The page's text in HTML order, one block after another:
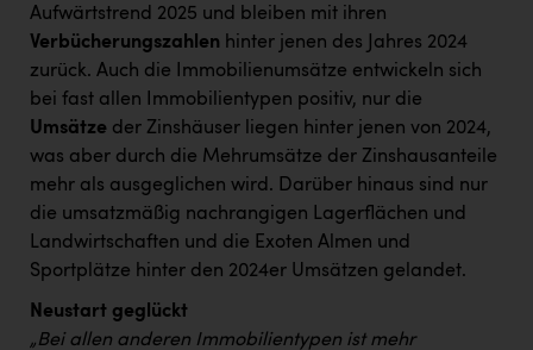
Aufwärtstrend 2025 und bleiben mit ihren
Verbücherungszahlen hinter jenen des Jahres 2024
zurück. Auch die Immobilienumsätze entwickeln sich
bei fast allen Immobilientypen positiv, nur die
Umsätze der Zinshäuser liegen hinter jenen von 2024,
was aber durch die Mehrumsätze der Zinshausanteile
mehr als ausgeglichen wird. Darüber hinaus sind nur
die umsatzmäßig nachrangigen Lagerflächen und
Landwirtschaften und die Exoten Almen und
Sportplätze hinter den 2024er Umsätzen gelandet.
Neustart geglückt
„Bei allen anderen Immobilientypen ist mehr